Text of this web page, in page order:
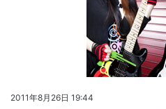
2011年8月26日 19:44